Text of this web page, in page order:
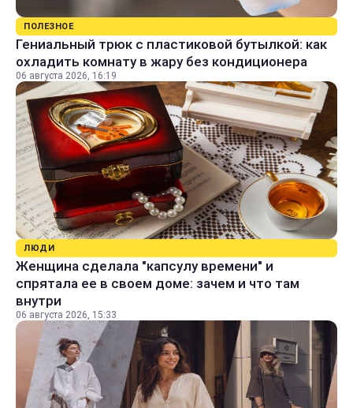
ПОЛЕЗНОЕ
Гениальный трюк с пластиковой бутылкой: как
охладить комнату в жару без кондиционера
06 августа 2026, 16:19
ЛЮДИ
Женщина сделала "капсулу времени" и
спрятала ее в своем доме: зачем и что там
внутри
06 августа 2026, 15:33